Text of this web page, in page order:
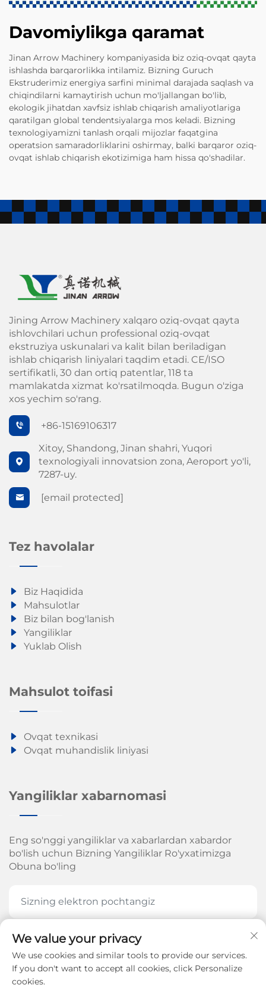
Davomiylikga qaramat
Jinan Arrow Machinery kompaniyasida biz oziq-ovqat qayta
ishlashda barqarorlikka intilamiz. Bizning Guruch
Ekstruderimiz energiya sarfini minimal darajada saqlash va
chiqindilarni kamaytirish uchun mo'ljallangan bo'lib,
ekologik jihatdan xavfsiz ishlab chiqarish amaliyotlariga
qaratilgan global tendentsiyalarga mos keladi. Bizning
texnologiyamizni tanlash orqali mijozlar faqatgina
operatsion samaradorliklarini oshirmay, balki barqaror oziq-
ovqat ishlab chiqarish ekotizimiga ham hissa qo'shadilar.
Jining Arrow Machinery xalqaro oziq-ovqat qayta
ishlovchilari uchun professional oziq-ovqat
ekstruziya uskunalari va kalit bilan beriladigan
ishlab chiqarish liniyalari taqdim etadi. CE/ISO
sertifikatli, 30 dan ortiq patentlar, 118 ta
mamlakatda xizmat ko'rsatilmoqda. Bugun o'ziga
xos yechim so'rang.
+86-15169106317
Xitoy, Shandong, Jinan shahri, Yuqori
texnologiyali innovatsion zona, Aeroport yo'li,
7287-uy.
[email protected]
Tez havolalar
Biz Haqidida
Mahsulotlar
Biz bilan bog'lanish
Yangiliklar
Yuklab Olish
Mahsulot toifasi
Ovqat texnikasi
Ovqat muhandislik liniyasi
Yangiliklar xabarnomasi
Eng so'nggi yangiliklar va xabarlardan xabardor
bo'lish uchun Bizning Yangiliklar Ro'yxatimizga
Obuna bo'ling
HOZIR OBUNA BOʻLING
We value your privacy
We use cookies and similar tools to provide our services.
If you don't want to accept all cookies, click Personalize
cookies.